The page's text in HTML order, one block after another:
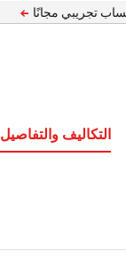
التكاليف والتفاصيل